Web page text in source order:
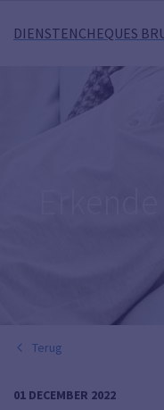
DIENSTENCHEQUES
Terug
01 DECEMBER 2022